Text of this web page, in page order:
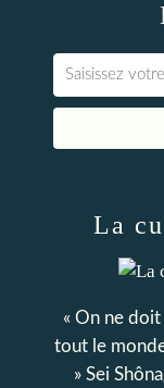
La
« On ne
tout le
» Sei